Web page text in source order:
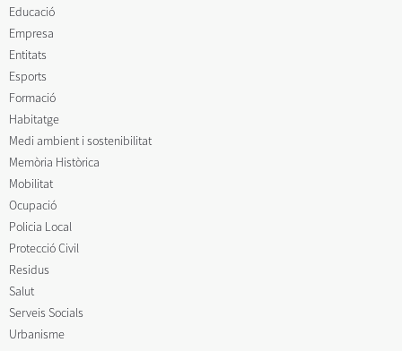
Educació
Empresa
Entitats
Esports
Formació
Habitatge
Medi ambient i sostenibilitat
Memòria Històrica
Mobilitat
Ocupació
Policia Local
Protecció Civil
Residus
Salut
Serveis Socials
Urbanisme